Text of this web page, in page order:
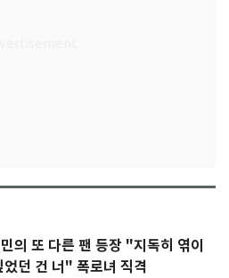
의 또 다른 팬 등장 "지독히 엮이
었던 건 너" 폭로녀 직격